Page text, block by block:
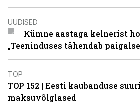
UUDISED
Kümne aastaga kelnerist
„Teeninduses tähendab
TOP
TOP 152 | Eesti kaubanduse
maksuvõlglased